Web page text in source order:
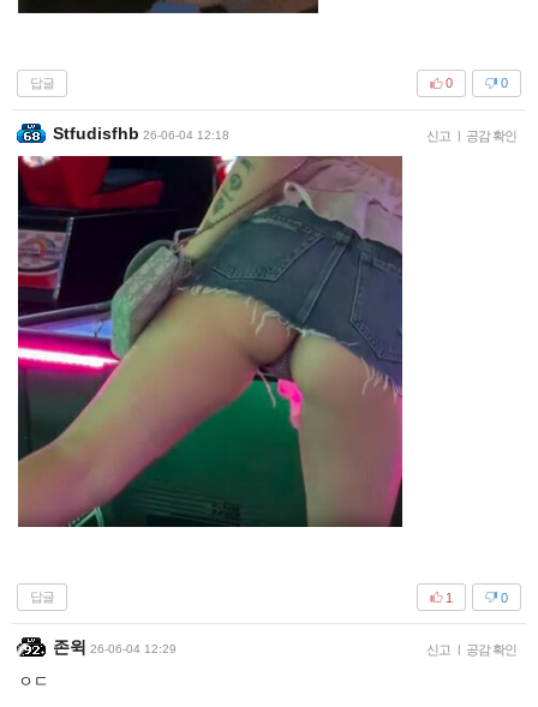
답글 0
0
Stfudisfhb 26-06-04 12:18 신고 | 공감 확인
답글 0
1
존윅 26-06-04 12:29 신고 | 공감 확인
ㅇㄷ